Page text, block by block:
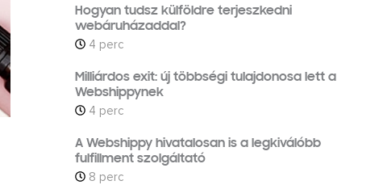
Hogyan tudsz külföldre terjeszkedni
webáruházaddal?
4 perc
Milliárdos exit: új többségi tulajdonosa lett a
Webshippynek
4 perc
A Webshippy hivatalosan is a legkiválóbb
fulfillment szolgáltató
8 perc